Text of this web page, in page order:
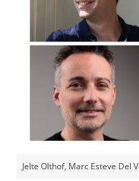
Jelte Olthof, Marc Esteve Del